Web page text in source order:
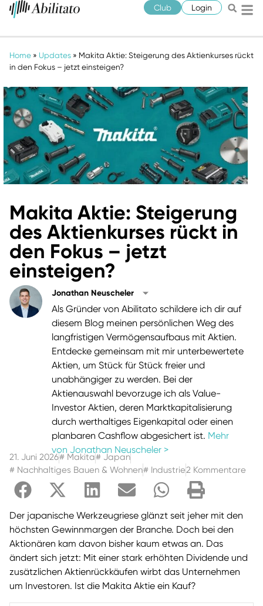
Club Login
Home » Updates » Makita Aktie: Steigerung des Aktienkurses rückt
in den Fokus – jetzt einsteigen?
Makita Aktie: Steigerung
des Aktienkurses rückt in
den Fokus – jetzt
einsteigen?
Jonathan Neuscheler
Als Gründer von Abilitato schildere ich dir auf
diesem Blog meinen persönlichen Weg des
langfristigen Vermögensaufbaus mit Aktien.
Entdecke gemeinsam mit mir unterbewertete
Aktien, um Stück für Stück freier und
unabhängiger zu werden. Bei der
Aktienauswahl bevorzuge ich als Value-
Investor Aktien, deren Marktkapitalisierung
durch werthaltiges Eigenkapital oder einen
planbaren Cashflow abgesichert ist. Mehr
von Jonathan Neuscheler >
21. Juni 2026# Makita# Japan
# Nachhaltiges Bauen & Wohnen# Industrie2 Kommentare
Der japanische Werkzeugriese glänzt seit jeher mit den
höchsten Gewinnmargen der Branche. Doch bei den
Aktionären kam davon bisher kaum etwas an. Das
ändert sich jetzt: Mit einer stark erhöhten Dividende und
zusätzlichen Aktienrückkäufen wirbt das Unternehmen
um Investoren. Ist die Makita Aktie ein Kauf?